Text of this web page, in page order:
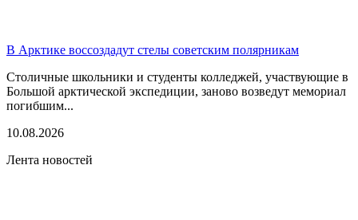
В Арктике воссоздадут стелы советским полярникам
Столичные школьники и студенты колледжей, участвующие в
Большой арктической экспедиции, заново возведут мемориал
погибшим...
10.08.2026
Лента новостей